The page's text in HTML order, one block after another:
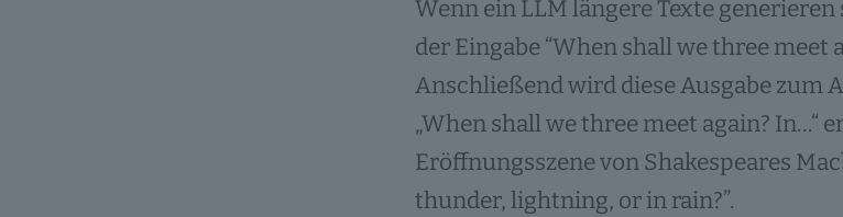
Wenn ein LLM längere Texte
der Eingabe “When shall we three meet
Anschließend wird diese Ausgabe zum
„When shall we three meet again?
Eröffnungsszene von Shakespeares
thunder, lightning, or in rain?”.